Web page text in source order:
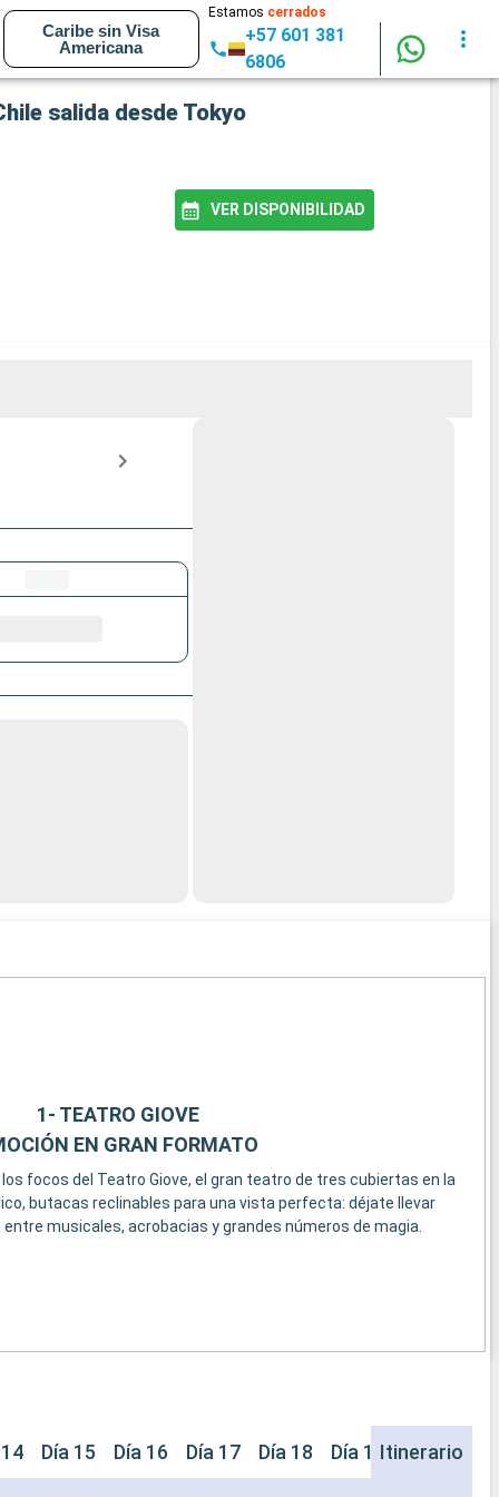
Caribe sin Visa
Americana
Estamos cerrados
+57 601 381
6806
salida desde Tokyo
VER DISPONIBILIDAD
1- TEATRO GIOVE
EN GRAN FORMATO
focos del Teatro Giove, el gran teatro de tres cubiertas en la
butacas reclinables para una vista perfecta: déjate llevar
musicales, acrobacias y grandes números de magia.
Día 15 Día 16 Día 17 Día 18 Día 19 Día 20
Itinerario